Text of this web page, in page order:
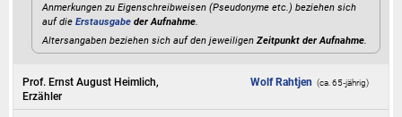
Anmerkungen zu Eigenschreibweisen (Pseudonyme etc.) beziehen sich
auf dieErstausgabe der Aufnahme.
Altersangaben beziehen sich auf den jeweiligenZeitpunkt der Aufnahme.
Prof. Ernst August Heimlich,
Erzähler
Wolf Rahtjen (ca. 65‑jährig)